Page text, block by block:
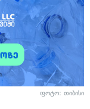
ფოტო: თიბისი